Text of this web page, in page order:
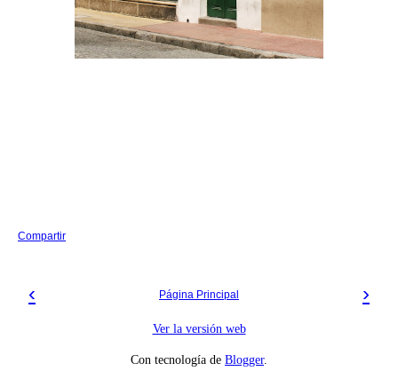
Compartir
‹ ›
Página Principal
Ver la versión web
Con tecnología de Blogger.